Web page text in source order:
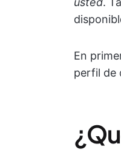
En
perfil de